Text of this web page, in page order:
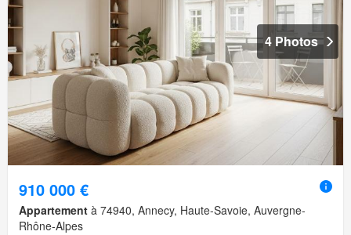
4 Photos
910 000 €
Appartement à 74940, Annecy, Haute-Savoie, Auvergne-
Rhône-Alpes